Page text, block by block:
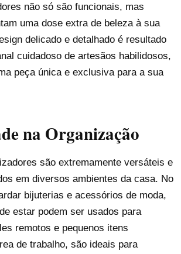
não só são funcionais, mas
uma dose extra de beleza à sua
delicado e detalhado é resultado
cuidadoso de artesãos habilidosos,
peça única e exclusiva para a sua
na Organização
são extremamente versáteis e
em diversos ambientes da casa. No
bijuterias e acessórios de moda,
estar podem ser usados para
remotos e pequenos itens
de trabalho, são ideais para